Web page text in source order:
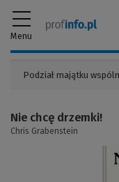
Menu
Nie chcę drzemki!
Chris Grabenstein